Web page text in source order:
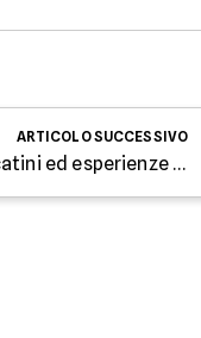
ARTICOLOSUCCESSIVO
Città da visitare a Natale 2025: mercatini ed esperienze per vivere la magia delle feste